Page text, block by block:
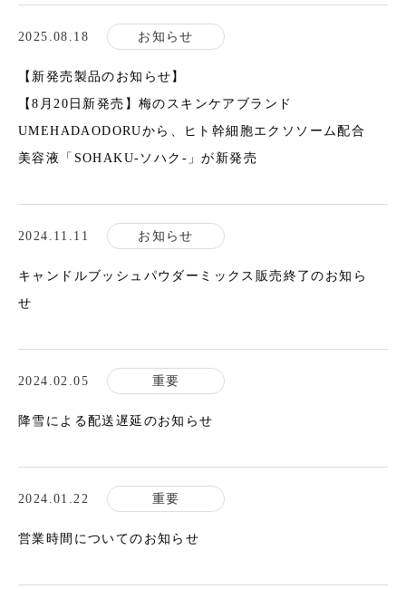
2025.08.18 お知らせ
【新発売製品のお知らせ】
【8月20日新発売】梅のスキンケアブランド
UMEHADAODORUから、ヒト幹細胞エクソソーム配合
美容液「SOHAKU-ソハク-」が新発売
2024.11.11 お知らせ
キャンドルブッシュパウダーミックス販売終了のお知ら
せ
2024.02.05 重要
降雪による配送遅延のお知らせ
2024.01.22 重要
営業時間についてのお知らせ